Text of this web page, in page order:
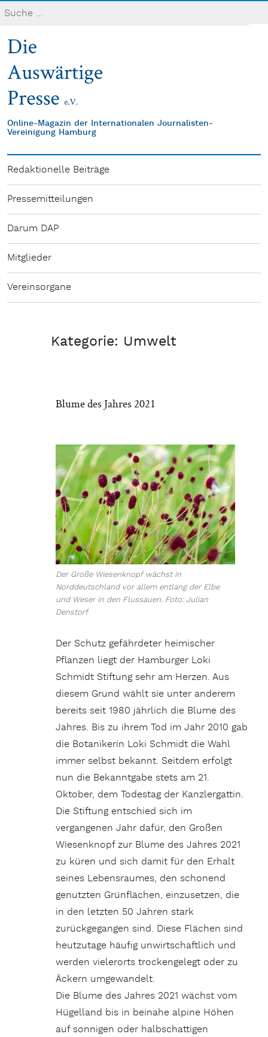
Online-Magazin der Internationalen Journalisten-
Vereinigung Hamburg
Redaktionelle Beiträge
Pressemitteilungen
Darum DAP
Mitglieder
Vereinsorgane
Kategorie: Umwelt
Blume des Jahres 2021
Der Große Wiesenknopf wächst in
Norddeutschland vor allem entlang der Elbe
und Weser in den Flussauen. Foto: Julian
Denstorf
Der Schutz gefährdeter heimischer
Pflanzen liegt der Hamburger Loki
Schmidt Stiftung sehr am Herzen. Aus
diesem Grund wählt sie unter anderem
bereits seit 1980 jährlich die Blume des
Jahres. Bis zu ihrem Tod im Jahr 2010 gab
die Botanikerin Loki Schmidt die Wahl
immer selbst bekannt. Seitdem erfolgt
nun die Bekanntgabe stets am 21.
Oktober, dem Todestag der Kanzlergattin.
Die Stiftung entschied sich im
vergangenen Jahr dafür, den Großen
Wiesenknopf zur Blume des Jahres 2021
zu küren und sich damit für den Erhalt
seines Lebensraumes, den schonend
genutzten Grünflächen, einzusetzen, die
in den letzten 50 Jahren stark
zurückgegangen sind. Diese Flächen sind
heutzutage häufig unwirtschaftlich und
werden vielerorts trockengelegt oder zu
Äckern umgewandelt.
Die Blume des Jahres 2021 wächst vom
Hügelland bis in beinahe alpine Höhen
auf sonnigen oder halbschattigen